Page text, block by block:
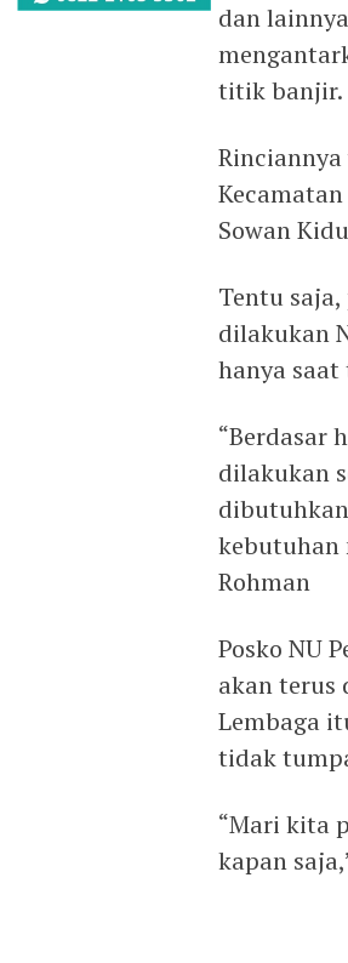
dan
titik banjir.
Sowan
Tentu
dilakukan
hanya
“Berdasar
dilakukan
kebutuhan
Rohman
Posko NU
akan terus
Lembaga
tidak
“Mari kita
kapan